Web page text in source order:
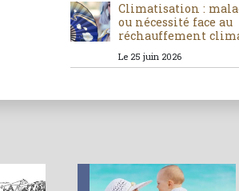
Climatisation :
ou nécessité face au
réchauffement
Le 25 juin 2026